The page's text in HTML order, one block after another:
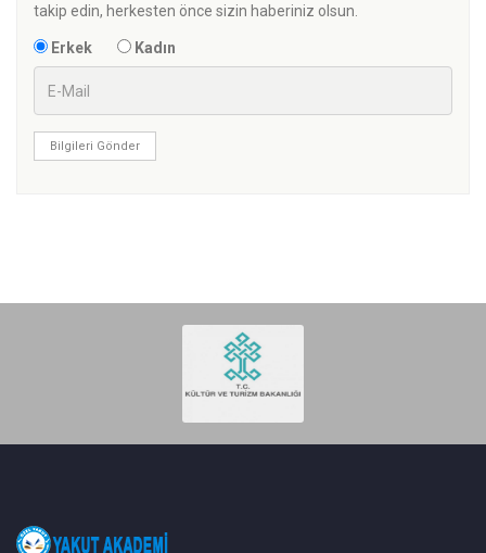
takip edin, herkesten önce sizin haberiniz olsun.
Erkek Kadın
Bilgileri Gönder